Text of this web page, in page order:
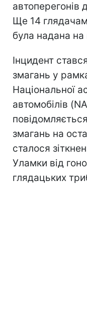
автоперегонів
Ще 14
була надана на
Інцидент
змагань у
Національної
автомобілів
змагань на
сталося
Уламки від
глядацьких